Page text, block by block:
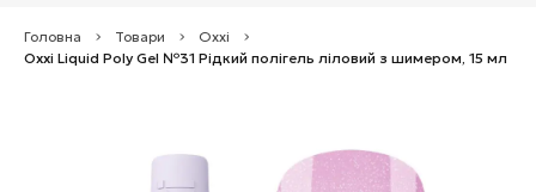
Головна > Товари > Oxxi
>
Oxxi Liquid Poly Gel №31 Рідкий полігель ліловий з шимером, 15 мл